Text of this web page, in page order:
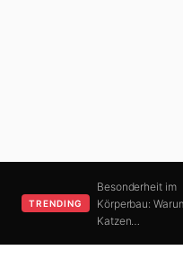
TRENDING
Besonderheit im
Körperbau:
Katzen…